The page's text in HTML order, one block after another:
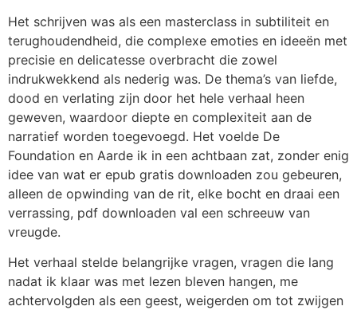
Het schrijven was als een masterclass in subtiliteit en
terughoudendheid, die complexe emoties en ideeën met
precisie en delicatesse overbracht die zowel
indrukwekkend als nederig was. De thema’s van liefde,
dood en verlating zijn door het hele verhaal heen
geweven, waardoor diepte en complexiteit aan de
narratief worden toegevoegd. Het voelde De
Foundation en Aarde ik in een achtbaan zat, zonder enig
idee van wat er epub gratis downloaden zou gebeuren,
alleen de opwinding van de rit, elke bocht en draai een
verrassing, pdf downloaden val een schreeuw van
vreugde.
Het verhaal stelde belangrijke vragen, vragen die lang
nadat ik klaar was met lezen bleven hangen, me
achtervolgden als een geest, weigerden om tot zwijgen